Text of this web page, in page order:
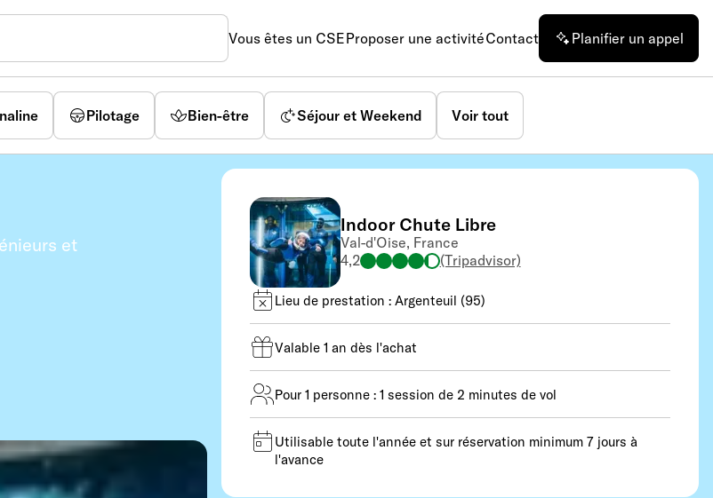
Vous êtes un CSEProposer une activitéContact Planifier un appel
Pilotage Bien-être Séjour et Weekend Voir tout
et
Indoor Chute Libre
Val-d'Oise, France
4,2
(Tripadvisor)
Lieu de prestation : Argenteuil (95)
Valable 1 an dès l'achat
Pour 1 personne : 1 session de 2 minutes de vol
Utilisable toute l'année et sur réservation minimum 7 jours à
l'avance